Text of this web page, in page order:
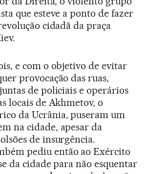
que esteve a ponto de fazer
cidadã da praça
e com o objetivo de evitar
provocação das ruas,
de policiais e operários
locais de Akhmetov, o
da Ucrânia, puseram um
na cidade, apesar da
de insurgência.
pediu então ao Exército
da cidade para não esquentar